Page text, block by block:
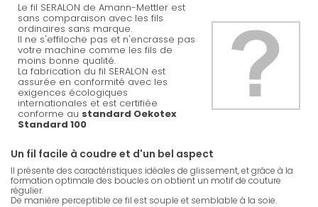
Le fil SERALON de Amann-Mettler est
sans comparaison avec les fils
ordinaires sans marque.
Il ne s'effiloche pas et n'encrasse pas
votre machine comme les fils de
moins bonne qualité.
La fabrication du fil SERALON est
assurée en conformité avec les
exigences écologiques
internationales et est certifiée
conforme au standard Oekotex
Standard 100
Un fil facile à coudre et d'un bel aspect
Il présente des caractéristiques idéales de glissement, et grâce à la
formation optimale des boucles on obtient un motif de couture
régulier.
De manière perceptible ce fil est souple et semblable à la soie.